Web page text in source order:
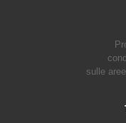
sulle